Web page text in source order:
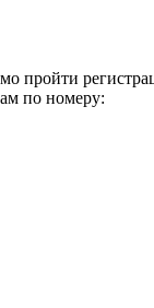
пройти
по номеру: